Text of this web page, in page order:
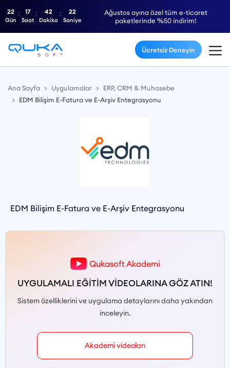
Ağustos ayına özel tüm e-ticaret
paketlerinde %50 indirim!
22
Gün
17
Saat
42
Dakika
22
Saniye
Ücretsiz Deneyin
Ana Sayfa Uygulamalar
ERP, CRM & Muhasebe
EDM Bilişim E-Fatura ve E-Arşiv Entegrasyonu
EDM Bilişim E-Fatura ve E-Arşiv Entegrasyonu
Qukasoft Akademi
UYGULAMALI EĞİTİM VİDEOLARINA GÖZ ATIN!
Sistem özelliklerini ve uygulama detaylarını daha yakından
inceleyin.
Akademi videoları